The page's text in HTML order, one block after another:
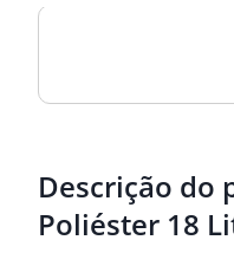
Descrição do
Poliéster 18